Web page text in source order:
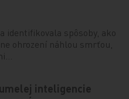
identifikovala spôsoby, ako
ohrození náhlou smrťou,
inteligencie